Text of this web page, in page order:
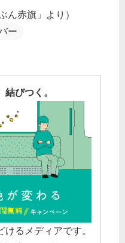
ん赤旗」より）
ー
結びつく。
るメディアです。